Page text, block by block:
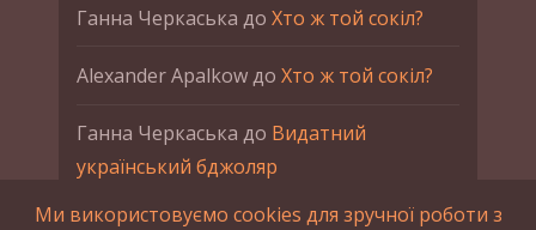
Ганна Черкаська до Хто ж той сокіл?
Alexander Apalkowдо Хто ж той сокіл?
Ганна Черкаська до Видатний
український бджоляр
Ганна ЧеркаськадоПетро Франко
Ми використовуємо cookies для зручної роботи з